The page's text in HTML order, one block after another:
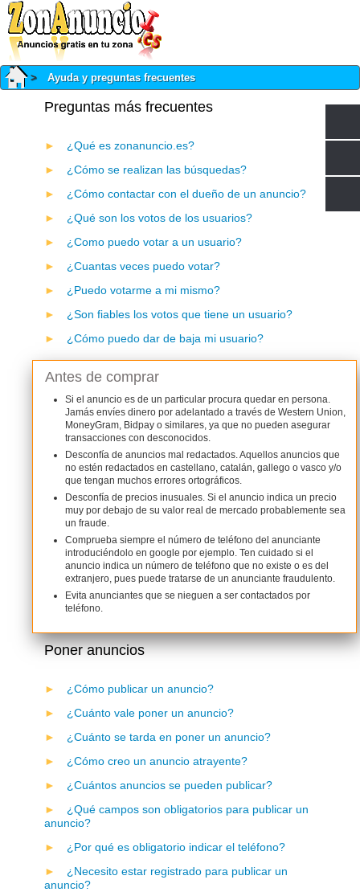
Ayuda y preguntas frecuentes
Preguntas más frecuentes
¿Qué es zonanuncio.es?
¿Cómo se realizan las búsquedas?
¿Cómo contactar con el dueño de un anuncio?
¿Qué son los votos de los usuarios?
¿Como puedo votar a un usuario?
¿Cuantas veces puedo votar?
¿Puedo votarme a mi mismo?
¿Son fiables los votos que tiene un usuario?
¿Cómo puedo dar de baja mi usuario?
Antes de comprar
Si el anuncio es de un particular procura quedar en persona.
Jamás envíes dinero por adelantado a través de Western Union,
MoneyGram, Bidpay o similares, ya que no pueden asegurar
transacciones con desconocidos.
Desconfía de anuncios mal redactados. Aquellos anuncios que
no estén redactados en castellano, catalán, gallego o vasco y/o
que tengan muchos errores ortográficos.
Desconfía de precios inusuales. Si el anuncio indica un precio
muy por debajo de su valor real de mercado probablemente sea
un fraude.
Comprueba siempre el número de teléfono del anunciante
introduciéndolo en google por ejemplo. Ten cuidado si el
anuncio indica un número de teléfono que no existe o es del
extranjero, pues puede tratarse de un anunciante fraudulento.
Evita anunciantes que se nieguen a ser contactados por
teléfono.
Poner anuncios
¿Cómo publicar un anuncio?
¿Cuánto vale poner un anuncio?
¿Cuánto se tarda en poner un anuncio?
¿Cómo creo un anuncio atrayente?
¿Cuántos anuncios se pueden publicar?
¿Qué campos son obligatorios para publicar un
anuncio?
¿Por qué es obligatorio indicar el teléfono?
¿Necesito estar registrado para publicar un
anuncio?